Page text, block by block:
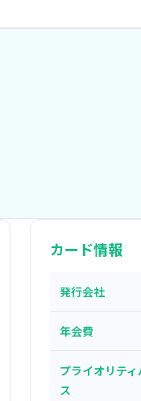
カード情報
発行会社
年会費
プライオリティ
ス